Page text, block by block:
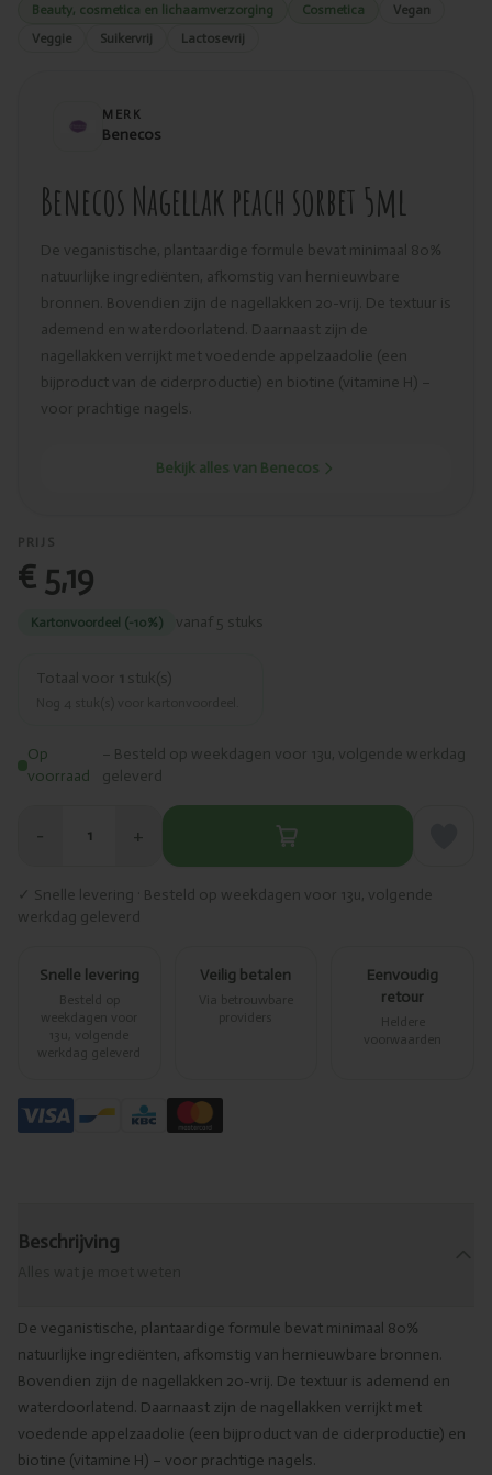
Beauty, cosmetica en lichaamverzorging Cosmetica
Vegan
Veggie
Suikervrij Lactosevrij
MERK
Benecos
Benecos Nagellak peach sorbet 5ml
De veganistische, plantaardige formule bevat minimaal 80%
natuurlijke ingrediënten, afkomstig van hernieuwbare
bronnen. Bovendien zijn de nagellakken 20-vrij. De textuur is
ademend en waterdoorlatend. Daarnaast zijn de
nagellakken verrijkt met voedende appelzaadolie (een
bijproduct van de ciderproductie) en biotine (vitamine H) –
voor prachtige nagels.
Bekijk alles van Benecos
PRIJS
€ 5,19
Kartonvoordeel (-10%) vanaf 5 stuks
Totaal voor 1 stuk(s)
Op
voorraad
– Besteld op weekdagen voor 13u, volgende werkdag
geleverd
− 1 +
✓ Snelle levering · Besteld op weekdagen voor 13u, volgende
werkdag geleverd
Snelle levering
Besteld op
weekdagen voor
13u, volgende
werkdag geleverd
Veilig betalen
Via betrouwbare
providers
Eenvoudig
retour
Heldere
voorwaarden
Beschrijving
De veganistische, plantaardige formule bevat minimaal 80%
natuurlijke ingrediënten, afkomstig van hernieuwbare bronnen.
Bovendien zijn de nagellakken 20-vrij. De textuur is ademend en
waterdoorlatend. Daarnaast zijn de nagellakken verrijkt met
voedende appelzaadolie (een bijproduct van de ciderproductie) en
biotine (vitamine H) – voor prachtige nagels.